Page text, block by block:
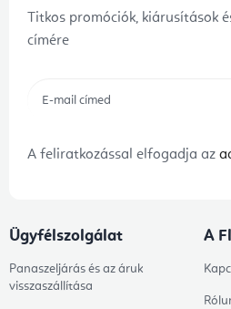
Titkos promóciók, kiárusítások
címére
A feliratkozással elfogadja az
Ügyfélszolgálat
Panaszeljárás és az áruk
visszaszállítása
A